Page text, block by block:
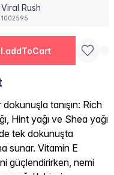
Viral Rush
1002595
tanışın: Rich
Hint yağı ve Shea yağı
tek dokunuşta
sunar. Vitamin E
güçlendirirken, nemi